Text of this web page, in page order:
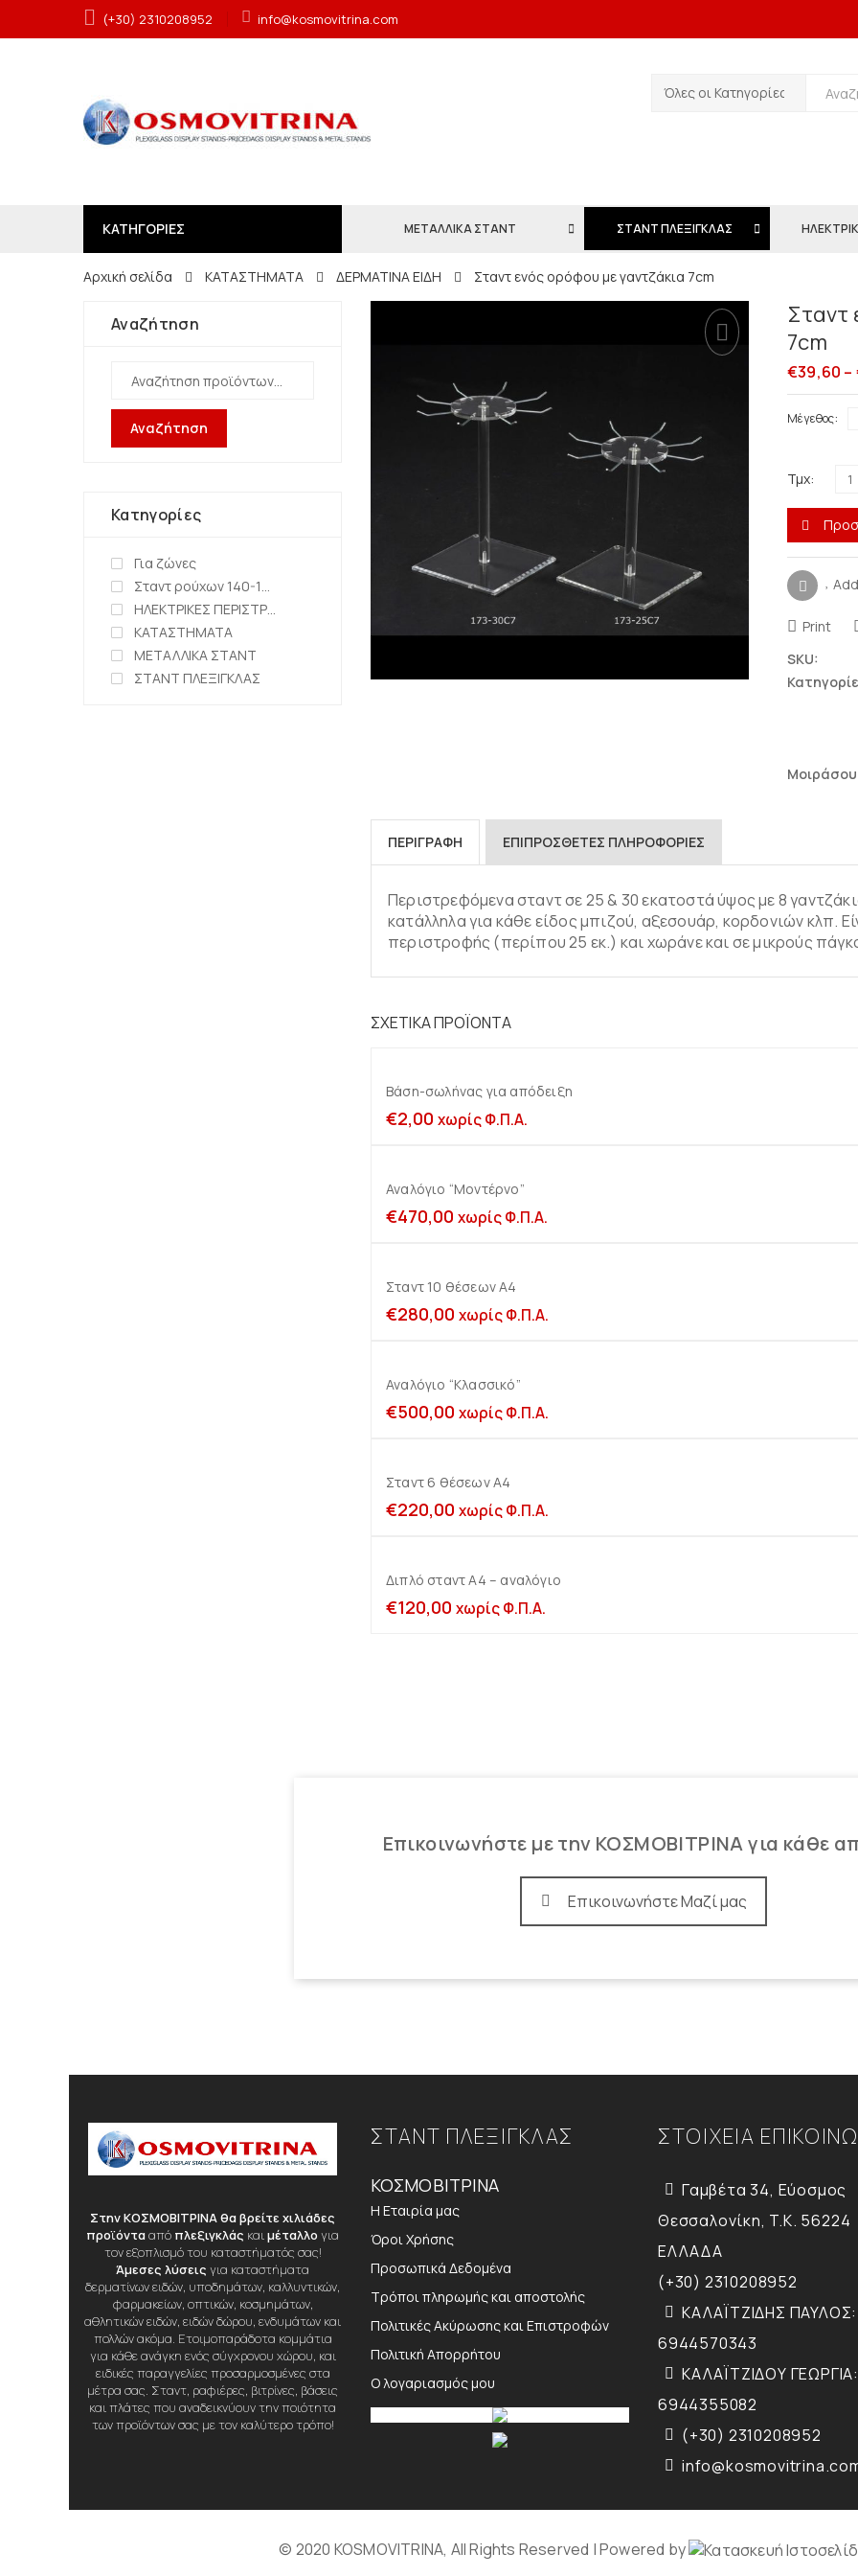
(+30) 2310208952 info@kosmovitrina.com
ΚΑΤΗΓΟΡΙΕΣ ΜΕΤΑΛΛΙΚΑ ΣΤΑΝΤ ΣΤΑΝΤ ΠΛΕΞΙΓΚΛΑΣ
Αρχική σελίδα ΚΑΤΑΣΤΗΜΑΤΑ ΔΕΡΜΑΤΙΝΑ ΕΙΔΗ Σταντ ενός ορόφου με γαντζάκια 7cm
Σταντ
7cm
€39,60 –
Μέγεθος
Τμχ:
Print
SKU:
ΠΕΡΙΓΡΑΦΉ ΕΠΙΠΡΌΣΘΕΤΕΣ ΠΛΗΡΟΦΟΡΊΕΣ
Περιστρεφόμενα σταντ σε 25 & 30 εκατοστά ύψος με 8
κατάλληλα για κάθε είδος μπιζού, αξεσουάρ, κορδονιών κλπ.
περιστροφής (περίπου 25 εκ.) και χωράνε και σε μικρούς
ΣΧΕΤΙΚΆ ΠΡΟΪΌΝΤΑ
Βάση-σωλήνας για απόδειξη
€2,00 χωρίς Φ.Π.Α.
Αναλόγιο “Μοντέρνο”
€470,00 χωρίς Φ.Π.Α.
Σταντ 10 θέσεων Α4
€280,00 χωρίς Φ.Π.Α.
Αναλόγιο “Κλασσικό”
€500,00 χωρίς Φ.Π.Α.
Σταντ 6 θέσεων Α4
€220,00 χωρίς Φ.Π.Α.
Διπλό σταντ Α4 – αναλόγιο
€120,00 χωρίς Φ.Π.Α.
Αναζήτηση
Αναζήτηση
Κατηγορίες
Για ζώνες
Σταντ ρούχων 140-150cm
ΗΛΕΚΤΡΙΚΕΣ ΠΕΡΙΣΤΡΕΦΟΜΕΝΕΣ ΒΑΣΕΙΣ
ΚΑΤΑΣΤΗΜΑΤΑ
ΜΕΤΑΛΛΙΚΑ ΣΤΑΝΤ
ΣΤΑΝΤ ΠΛΕΞΙΓΚΛΑΣ
Επικοινωνήστε με την ΚΟΣΜΟΒΙΤΡΙΝΑ για κάθε
Επικοινωνήστε Μαζί μας
Στην ΚΟΣΜΟΒΙΤΡΙΝΑ θα βρείτε χιλιάδες
προϊόντααπό πλεξιγκλάς καιμέταλλο για
τον εξοπλισμό του καταστήματός σας!
Άμεσες λύσεις για καταστήματα
δερματίνων ειδών, υποδημάτων, καλλυντικών,
φαρμακείων, οπτικών, κοσμημάτων,
αθλητικών ειδών, ειδών δώρου, ενδυμάτων και
πολλών ακόμα. Ετοιμοπαράδοτα κομμάτια
για κάθε ανάγκη ενός σύγχρονου χώρου, και
ειδικές παραγγελίες προσαρμοσμένες στα
μέτρα σας. Σταντ, ραφιέρες, βιτρίνες, βάσεις
και πλάτες που αναδεικνύουν την ποιότητα
των προϊόντων σας με τον καλύτερο τρόπο!
ΣΤΑΝΤ ΠΛΕΞΙΓΚΛΑΣ
ΚΟΣΜΟΒΙΤΡΙΝΑ
Η Εταιρία μας
Όροι Χρήσης
Προσωπικά Δεδομένα
Τρόποι πληρωμής και αποστολής
Πολιτικές Ακύρωσης και Επιστροφών
Πολιτική Απορρήτου
Ο λογαριασμός μου
ΣΤΟΙΧΕΙΑ
Γαμβέτα 34, Εύοσμος
Θεσσαλονίκη, T.K. 56224
ΕΛΛΑΔΑ
(+30) 2310208952
ΚΑΛΑΪΤΖΙΔΗΣ
6944570343
ΚΑΛΑΪΤΖΙΔΟΥ
6944355082
(+30) 2310208952
© 2020 KOSMOVITRINA, All Rights Reserved | Powered by